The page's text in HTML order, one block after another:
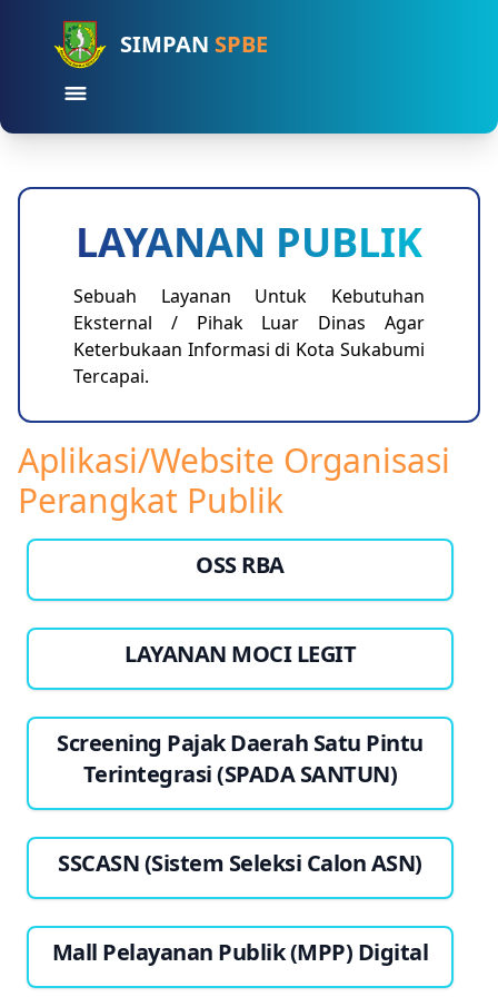
SIMPAN SPBE
LAYANAN PUBLIK
Sebuah Layanan Untuk Kebutuhan
Eksternal / Pihak Luar Dinas Agar
Keterbukaan Informasi di Kota Sukabumi
Tercapai.
Aplikasi/Website Organisasi
Perangkat Publik
OSS RBA
LAYANAN MOCI LEGIT
Screening Pajak Daerah Satu Pintu
Terintegrasi (SPADA SANTUN)
SSCASN (Sistem Seleksi Calon ASN)
Mall Pelayanan Publik (MPP) Digital